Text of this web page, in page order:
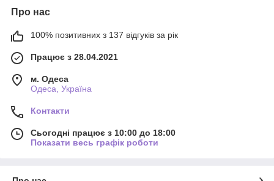
Про нас
100% позитивних з 137 відгуків за рік
Працює з 28.04.2021
м. Одеса
Одеса, Україна
Контакти
Сьогодні працює з 10:00 до 18:00
Показати весь графік роботи